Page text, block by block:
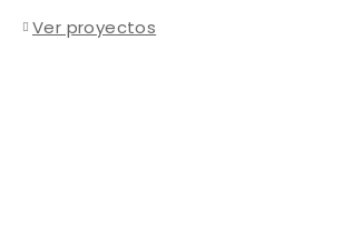
Ver proyectos